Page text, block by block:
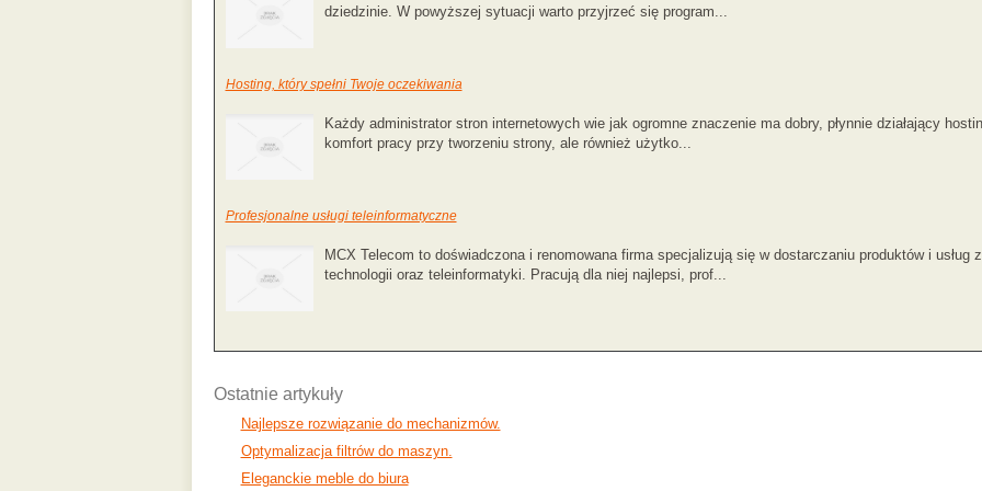
dziedzinie. W powyższej sytuacji warto przyjrzeć się program...
Hosting, który spełni Twoje oczekiwania
Każdy administrator stron internetowych wie jak ogromne znaczenie ma dobry, płynnie działający
komfort pracy przy tworzeniu strony, ale również użytko...
Profesjonalne usługi teleinformatyczne
MCX Telecom to doświadczona i renomowana firma specjalizują się w dostarczaniu produktów i usług
technologii oraz teleinformatyki. Pracują dla niej najlepsi, prof...
Ostatnie artykuły
Najlepsze rozwiązanie do mechanizmów.
Optymalizacja filtrów do maszyn.
Eleganckie meble do biura